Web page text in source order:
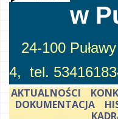
w
24-100
4, tel.
AKTUALNOŚCI
DOKUMENTACJA